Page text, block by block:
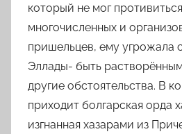
который не мог
многочисленных и
пришельцев, ему угрожала
Эллады- быть
другие обстоятельства. В
приходит болгарская орда
изгнанная хазарами из